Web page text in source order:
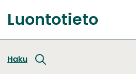
to
content
Front
Luontotieto
Haku